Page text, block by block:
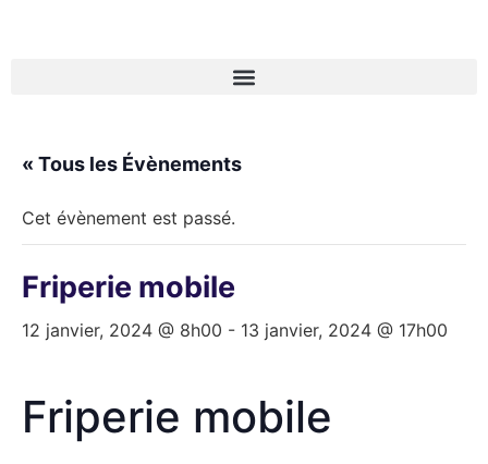
« Tous les Évènements
Cet évènement est passé.
Friperie mobile
12 janvier, 2024 @ 8h00 - 13 janvier, 2024 @ 17h00
Friperie mobile